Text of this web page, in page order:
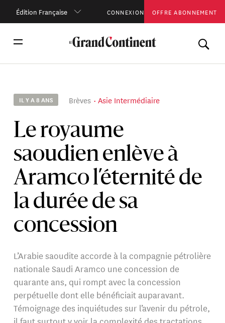
Édition Française CONNEXION OFFRE ABONNEMENT
IL Y A 8 ANS Brèves Asie Intermédiaire
Le royaume
saoudien enlève à
Aramco l’éternité de
la durée de sa
concession
L’Arabie saoudite accorde à la compagnie pétrolière
nationale Saudi Aramco une concession de
quarante ans, qui rompt avec la concession
perpétuelle dont elle bénéficiait auparavant.
Témoignage des inquiétudes sur l’avenir du pétrole,